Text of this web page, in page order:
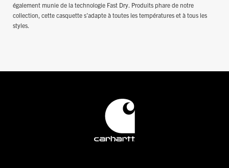
également munie de la technologie Fast Dry. Produits phare de notre
collection, cette casquette s’adapte à toutes les températures et à tous les
styles.